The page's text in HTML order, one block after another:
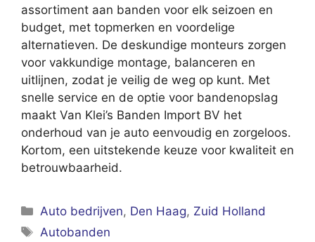
assortiment aan banden voor elk seizoen en
budget, met topmerken en voordelige
alternatieven. De deskundige monteurs zorgen
voor vakkundige montage, balanceren en
uitlijnen, zodat je veilig de weg op kunt. Met
snelle service en de optie voor bandenopslag
maakt Van Klei’s Banden Import BV het
onderhoud van je auto eenvoudig en zorgeloos.
Kortom, een uitstekende keuze voor kwaliteit en
betrouwbaarheid.
Categorieën
Auto bedrijven, Den Haag, Zuid Holland
Tags
Autobanden